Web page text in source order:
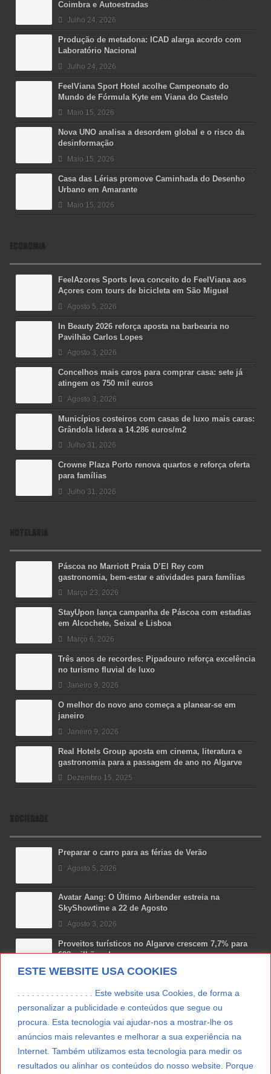
ESTE WEBSITE USA COOKIES
. . . . . . . . . . . . . . . . Este website usa Cookies, de forma a
personalizar a publicidade e conteúdos que segue ou
procura. Esta tecnologia vai ajudar-nos a mostrar-lhe os
anúncios mais relevantes e melhorar a sua experiência na
Internet. Também utilizamos esta tecnologia para medir os
resultados ou alinhar os conteúdos do nosso website. Porque
Coimbra e Autoestradas
Julho 24, 2026
Produção de metadona: ICAD alarga acordo com
Laboratório Nacional
Julho 24, 2026
FeelViana Sport Hotel acolhe Campeonato do
Mundo de Fórmula Kyte em Viana do Castelo
Maio 15, 2026
Nova UNO analisa a desordem global e o risco da
desinformação
Maio 15, 2026
Casa das Lérias promove Caminhada do Desenho
Urbano em Amarante
Maio 15, 2026
ECONOMIA
FeelAzores Sports leva conceito do FeelViana aos
Açores com tours de bicicleta em São Miguel
Agosto 5, 2026
In Beauty 2026 reforça aposta na barbearia no
Pavilhão Carlos Lopes
Agosto 3, 2026
Concelhos mais caros para comprar casa: sete já
atingem os 750 mil euros
Agosto 3, 2026
Municípios costeiros com casas de luxo mais caras:
Grândola lidera a 14.286 euros/m2
Julho 31, 2026
Crowne Plaza Porto renova quartos e reforça oferta
para famílias
Julho 31, 2026
HOTELARIA
Páscoa no Marriott Praia D’El Rey com
gastronomia, bem-estar e atividades para famílias
Março 23, 2026
StayUpon lança campanha de Páscoa com estadias
em Alcochete, Seixal e Lisboa
Março 6, 2026
Três anos de recordes: Pipadouro reforça excelência
no turismo fluvial de luxo
Janeiro 9, 2026
O melhor do novo ano começa a planear-se em
janeiro
Janeiro 9, 2026
Real Hotels Group aposta em cinema, literatura e
gastronomia para a passagem de ano no Algarve
Dezembro 15, 2025
SOCIEDADE
Preparar o carro para as férias de Verão
Agosto 5, 2026
Avatar Aang: O Último Airbender estreia na
SkyShowtime a 22 de Agosto
Agosto 3, 2026
Proveitos turísticos no Algarve crescem 7,7% para
698 milhões de euros
Julho 31, 2026
Costa Boal Branco 2025: nova colheita reforça
Novas 7 Maravilhas de Portugal: Setúbal recebe
final regional da Grande Lisboa
Julho 29, 2026